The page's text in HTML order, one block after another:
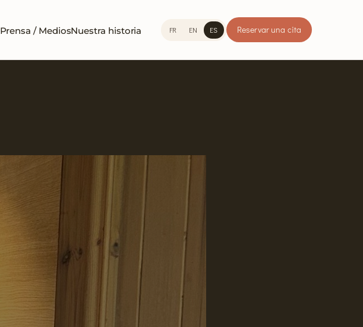
Prensa / MediosNuestra historia FR EN ES Reservar una cita